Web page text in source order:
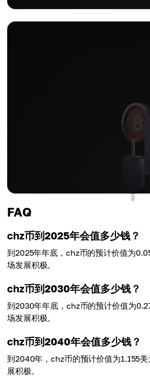
FAQ
chz币到2025年会值多少钱？
到2025年年底，chz币的预计价值为
场发展积极。
chz币到2030年会值多少钱？
到2030年年底，chz币的预计价值为
场发展积极。
chz币到2040年会值多少钱？
到2040年，chz币的预计价值为1.155
展积极。